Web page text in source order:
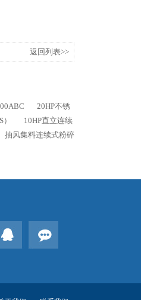
返回列表>>
20HP不锈
10HP直立连续
抽风集料连续式粉碎